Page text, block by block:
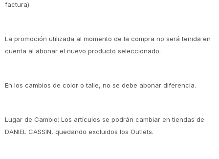
factura).
La promoción utilizada al momento de la compra no será tenida en
cuenta al abonar el nuevo producto seleccionado.
En los cambios de color o talle, no se debe abonar diferencia.
Lugar de Cambio: Los artículos se podrán cambiar en tiendas de
DANIEL CASSIN, quedando excluidos los Outlets.